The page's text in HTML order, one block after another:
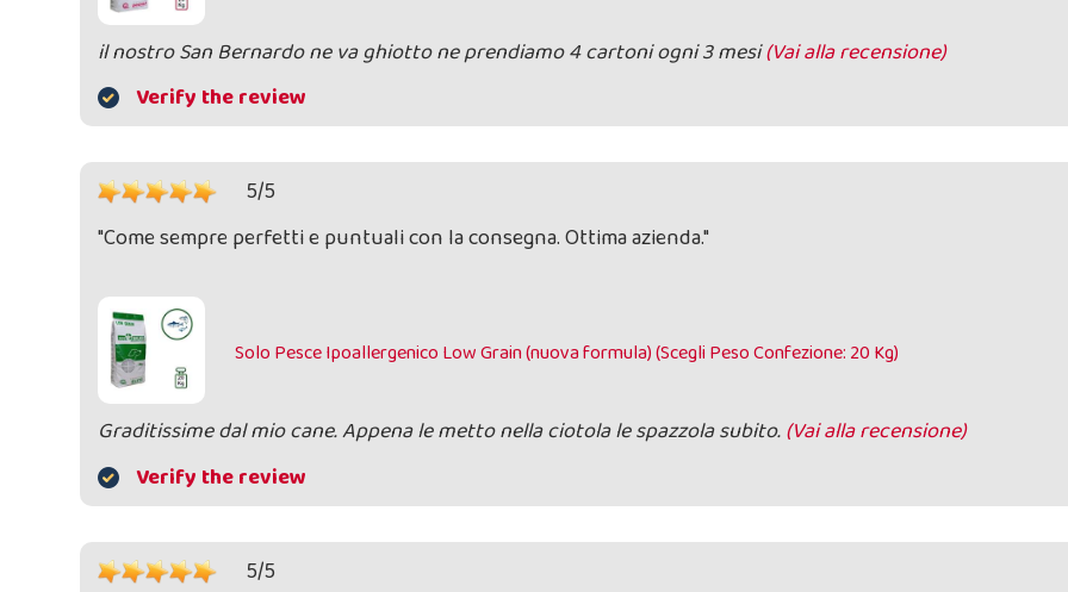
il nostro San Bernardo ne va ghiotto ne prendiamo 4 cartoni ogni 3 mesi(Vai alla recensione)
Verify the review
5/5
"Come sempre perfetti e puntuali con la consegna. Ottima azienda."
Solo Pesce Ipoallergenico Low Grain (nuova formula) (Scegli Peso Confezione: 20 Kg)
Graditissime dal mio cane. Appena le metto nella ciotola le spazzola subito.(Vai alla recensione)
Verify the review
5/5